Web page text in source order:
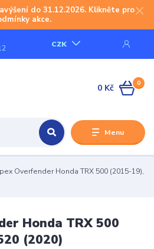
do 31.12.2026. Klikněte pro
akce.
Menu
CZK
0
0 Kč
Overfender Honda TRX 500 (2015-19),
Honda TRX 500
(2020)